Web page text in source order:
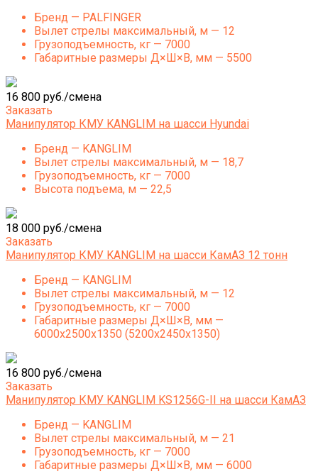
Бренд — PALFINGER
Вылет стрелы максимальный, м — 12
Грузоподъемность, кг — 7000
Габаритные размеры Д×Ш×В, мм — 5500
16 800 руб./смена
Заказать
Манипулятор КМУ KANGLIM на шасси Hyundai
Бренд — KANGLIM
Вылет стрелы максимальный, м — 18,7
Грузоподъемность, кг — 7000
Высота подъема, м — 22,5
18 000 руб./смена
Заказать
Манипулятор КМУ KANGLIM на шасси КамАЗ 12 тонн
Бренд — KANGLIM
Вылет стрелы максимальный, м — 12
Грузоподъемность, кг — 7000
Габаритные размеры Д×Ш×В, мм —
6000х2500х1350 (5200х2450х1350)
16 800 руб./смена
Заказать
Манипулятор КМУ KANGLIM KS1256G-II на шасси КамАЗ
Бренд — KANGLIM
Вылет стрелы максимальный, м — 21
Грузоподъемность, кг — 7000
Габаритные размеры Д×Ш×В, мм — 6000